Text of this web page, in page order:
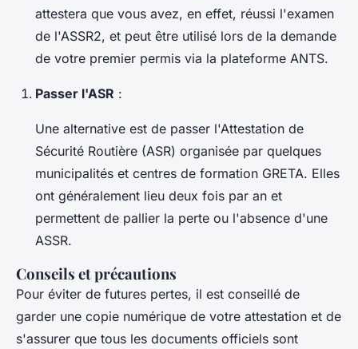
attestera que vous avez, en effet, réussi l'examen
de l'ASSR2, et peut être utilisé lors de la demande
de votre premier permis via la plateforme ANTS.
Passer l'ASR :
Une alternative est de passer l'Attestation de
Sécurité Routière (ASR) organisée par quelques
municipalités et centres de formation GRETA. Elles
ont généralement lieu deux fois par an et
permettent de pallier la perte ou l'absence d'une
ASSR.
Conseils et précautions
Pour éviter de futures pertes, il est conseillé de
garder une copie numérique de votre attestation et de
s'assurer que tous les documents officiels sont